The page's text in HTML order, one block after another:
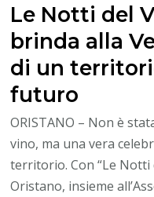
Le Notti del
brinda alla
di un
futuro
ORISTANO – Non è
vino, ma una vera
territorio. Con “Le Notti
Oristano, insieme